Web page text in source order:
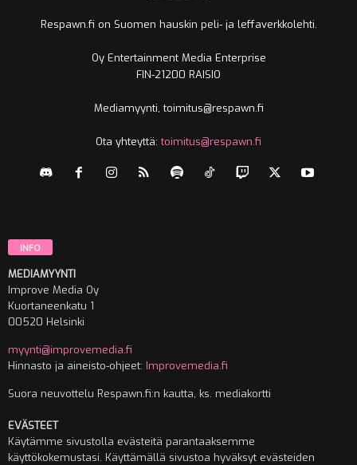
Respawn.fi on Suomen hauskin peli- ja leffaverkkolehti.
Oy Entertainment Media Enterprise
FIN-21200 RAISIO
Mediamyynti, toimitus@respawn.fi
Ota yhteyttä:toimitus@respawn.fi
INFO
MEDIAMYYNTI
Improve Media Oy
Kuortaneenkatu 1
00520 Helsinki
myynti@improvemedia.fi
Hinnasto ja aineisto-ohjeet: Improvemedia.fi
Suora neuvottelu Respawn.fi:n kautta, ks. mediakortti
EVÄSTEET
Käytämme sivustolla evästeitä parantaaksemme
käyttökokemustasi. Käyttämällä sivustoa hyväksyt evästeiden